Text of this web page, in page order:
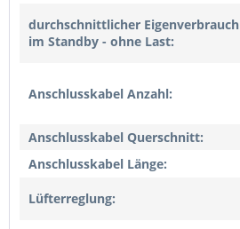
durchschnittlicher Eigenverbrauch
im Standby - ohne Last:
Anschlusskabel Anzahl:
Anschlusskabel Querschnitt:
Anschlusskabel Länge:
Lüfterreglung: